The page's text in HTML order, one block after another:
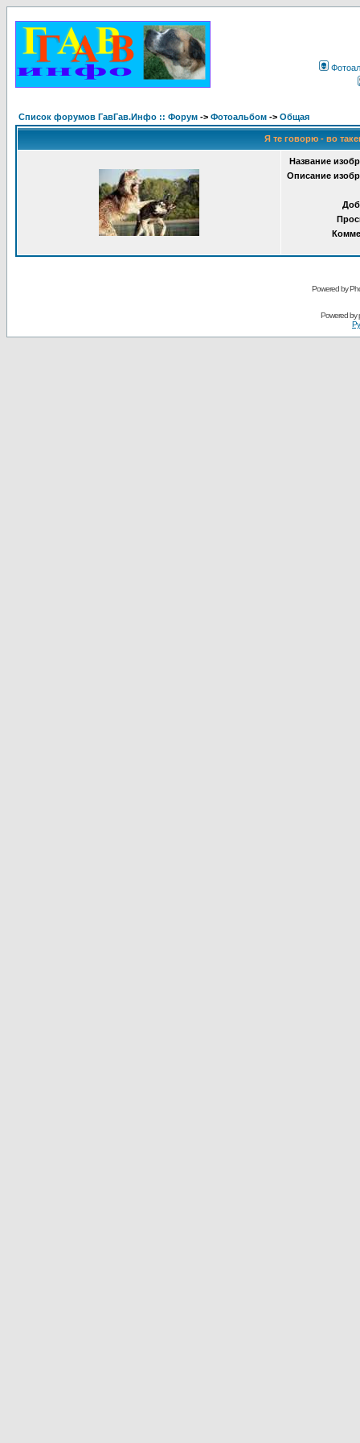
Список форумов ГавГав.Инфо :: Форум -> Фотоальбом -> Общая
Я те говорю - во
Название
Описание
Powered by
Powered by